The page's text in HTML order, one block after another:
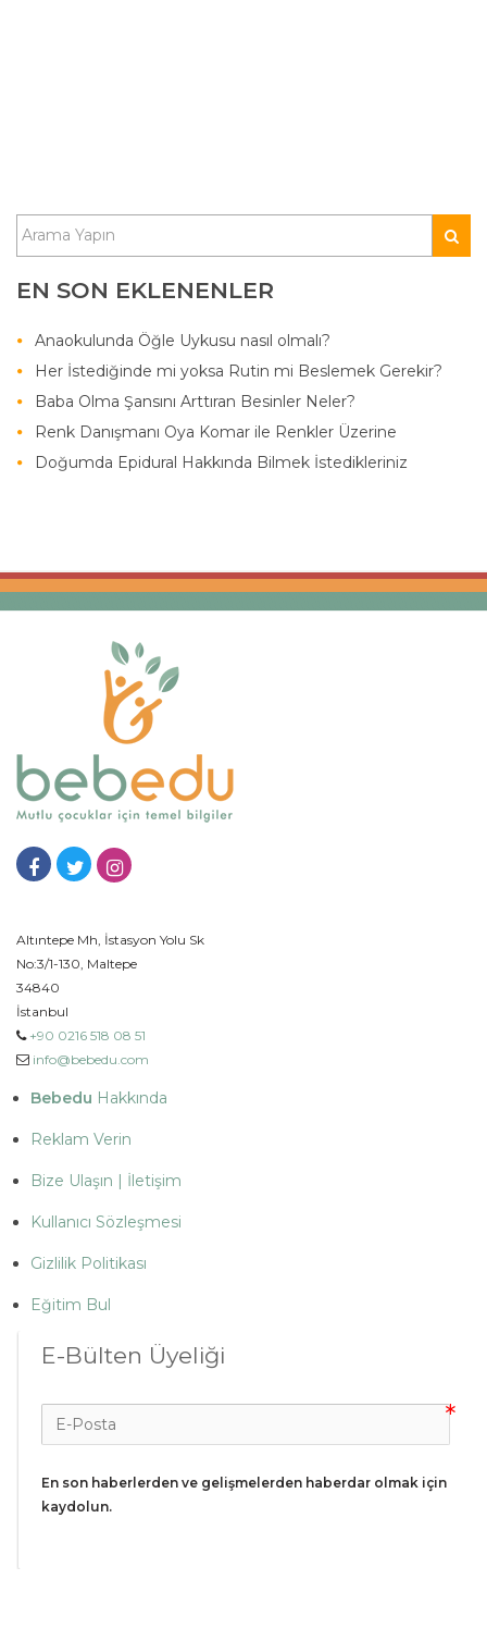
EN SON EKLENENLER
Anaokulunda Öğle Uykusu nasıl olmalı?
Her İstediğinde mi yoksa Rutin mi Beslemek Gerekir?
Baba Olma Şansını Arttıran Besinler Neler?
Renk Danışmanı Oya Komar ile Renkler Üzerine
Doğumda Epidural Hakkında Bilmek İstedikleriniz
Altıntepe Mh, İstasyon Yolu Sk
No:3/1-130, Maltepe
34840
İstanbul
+90 0216 518 08 51
info@bebedu.com
Bebedu Hakkında
Reklam Verin
Bize Ulaşın | İletişim
Kullanıcı Sözleşmesi
Gizlilik Politikası
Eğitim Bul
E-Bülten Üyeliği
En son haberlerden ve gelişmelerden haberdar olmak için
kaydolun.